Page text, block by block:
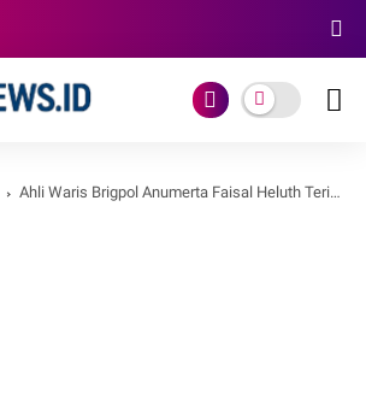
Ahli Waris Brigpol Anumerta Faisal Heluth Terima Santunan Kematian Khusus